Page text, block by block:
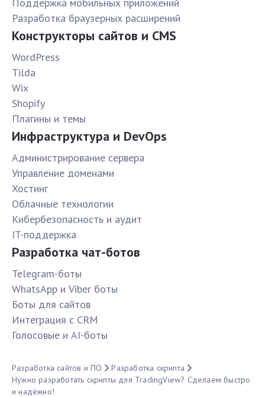
Поддержка мобильных приложений
Разработка браузерных расширений
Конструкторы сайтов и CMS
WordPress
Tilda
Wix
Shopify
Плагины и темы
Инфраструктура и DevOps
Администрирование сервера
Управление доменами
Хостинг
Облачные технологии
Кибербезопасность и аудит
IT-поддержка
Разработка чат-ботов
Telegram-боты
WhatsApp и Viber боты
Боты для сайтов
Интеграция с CRM
Голосовые и AI-боты
Разработка сайтов и ПО
Разработка скрипта
Нужно разработать скрипты для TradingView? Сделаем быстро
и надёжно!